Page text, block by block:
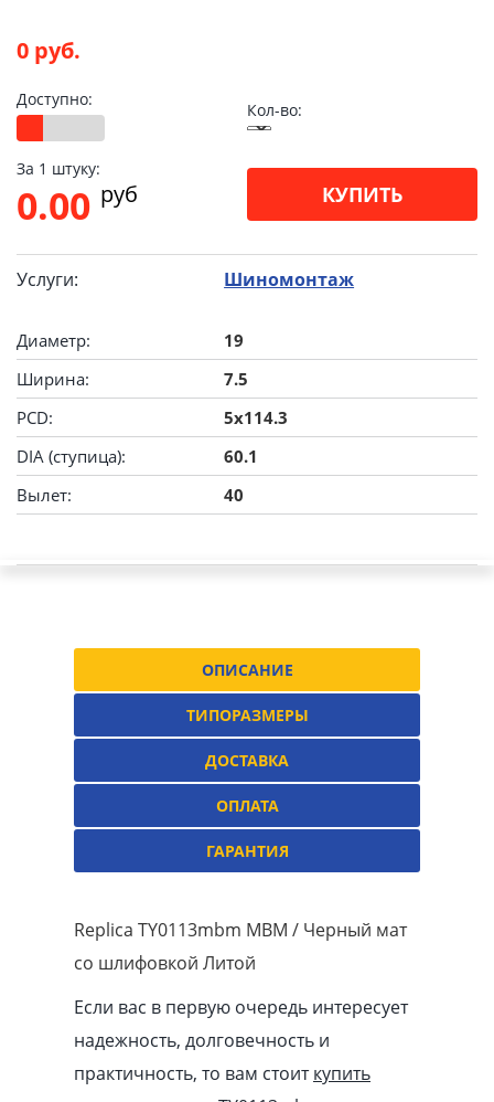
0 руб.
Доступно:
Кол-во:
За 1 штуку:
0.00 pуб КУПИТЬ
Услуги: Шиномонтаж
Диаметр:
19
Ширина:
7.5
PCD:
5x114.3
DIA (ступица):
60.1
Вылет:
40
ОПИСАНИЕ
ТИПОРАЗМЕРЫ
ДОСТАВКА
ОПЛАТА
ГАРАНТИЯ
Replica TY0113mbm MBM / Черный мат
со шлифовкой Литой
Если вас в первую очередь интересует
надежность, долговечность и
практичность, то вам стоиткупить